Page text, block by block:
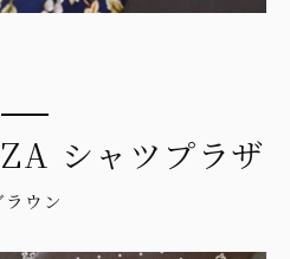
シャツプラザ
ラウン